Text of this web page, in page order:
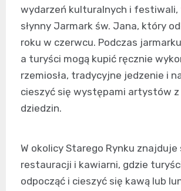
wydarzeń kulturalnych i festiwali,
słynny Jarmark św. Jana, który
roku w czerwcu. Podczas
a turyści mogą kupić ręcznie
rzemiosła, tradycyjne jedzenie i
cieszyć się występami artystów z
dziedzin.
W okolicy Starego Rynku znajduje
restauracji i kawiarni, gdzie
odpocząć i cieszyć się kawą lub